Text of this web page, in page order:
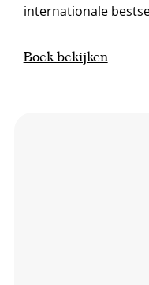
internationale
Boek bekijken